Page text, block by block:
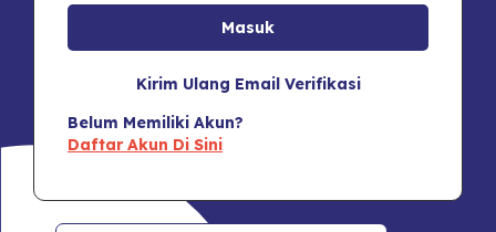
Kirim Ulang Email Verifikasi
Belum Memiliki Akun?
Daftar Akun Di Sini